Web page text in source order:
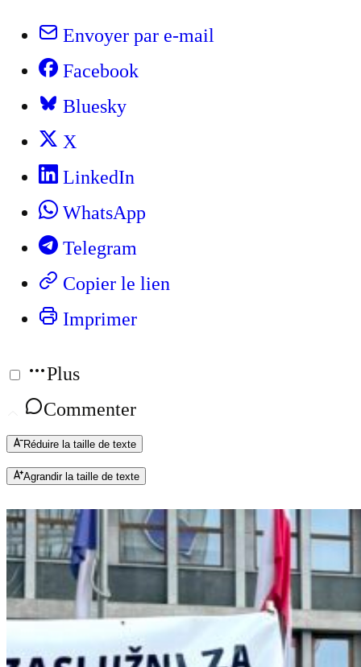
Envoyer par e-mail
Facebook
Bluesky
X
LinkedIn
WhatsApp
Telegram
Copier le lien
Imprimer
Plus
Commenter
Réduire la taille de texte
Agrandir la taille de texte